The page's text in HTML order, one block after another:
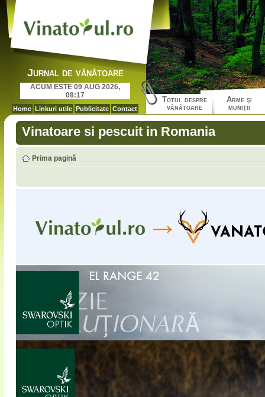
Jurnal de vânătoare
ACUM ESTE 09 AUG 2026,
08:17
Home Linkuri utile Publicitate Contact
Totul despre
vânătoare
Arme şi
muniţii
Vinatoare si pescuit in Romania
Prima pagină